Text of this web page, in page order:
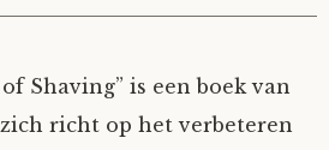
Shaving” is een boek van
richt op het verbeteren